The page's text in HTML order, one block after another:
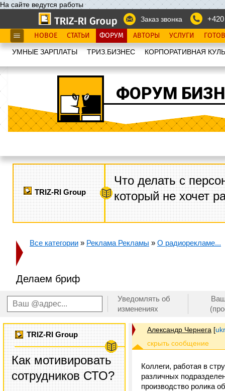
На сайте ведутся работы
Заказ звонка
НОВОЕ СТАТЬИ ФОРУМ АВТОРЫ УСЛУГИ
УМНЫЕ ЗАРПЛАТЫ ТРИЗ.БИЗНЕС КОРПОРАТИВНАЯ
ФОРУМ
TRIZ-RI Group
Что делать с
который не хочет
Все категории » Реклама Рекламы » О радиорекламе...
Делаем бриф
Уведомлять об
изменениях
TRIZ-RI Group
Как мотивировать
сотрудников СТО?
Александр Чернега [
Коллеги, работая в
различных
производство ролика